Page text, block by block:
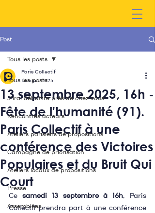
Post
Tous les posts
J'irai débattre près de chez vous
Rencontres acteurs
Ateliers parisiens de propositions
Campagne de priorisation
Ateliers locaux de propositions
Presse
Assemblées
Tous les posts
13 septembre 2025, 16h -
Fête de l'humanité (91).
Paris Collectif à une
conférence des Victoires
Populaires et du Bruit Qui
Court
Paris Collectif
13 sept. 2025
Ce samedi 13 septembre à 16h, Paris
Collectif prendra part à une conférence